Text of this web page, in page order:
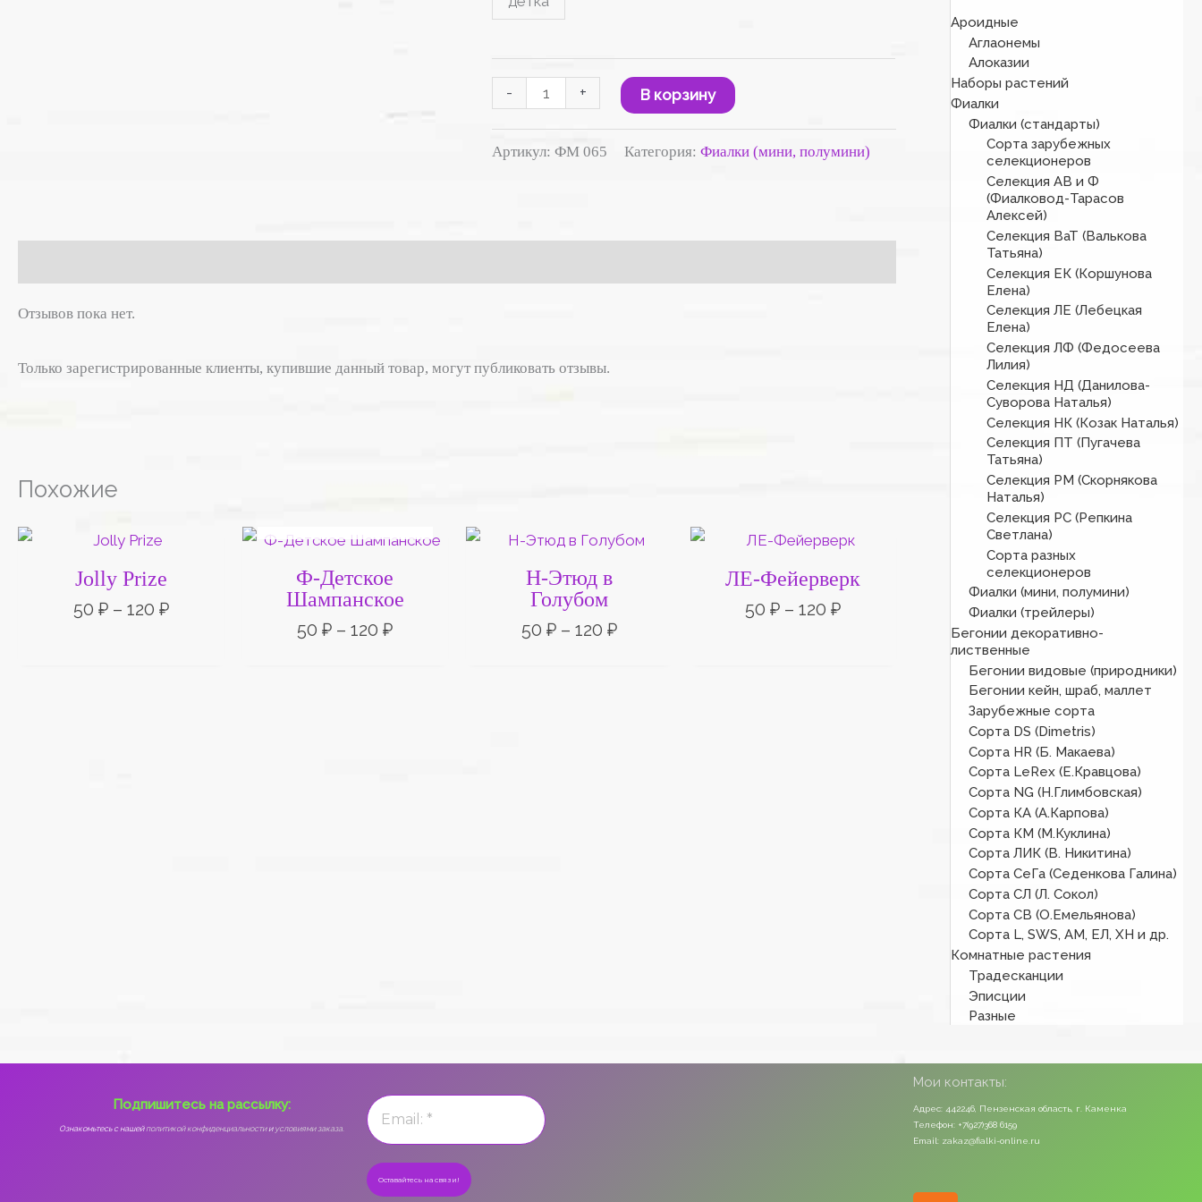
- + В корзину
Артикул:ФМ 065 Категория:Фиалки (мини, полумини)
Отзывов пока нет.
Только зарегистрированные клиенты, купившие данный товар, могут публиковать отзывы.
Похожие
Jolly Prize
50 ₽ – 120 ₽
Диапазон
120 ₽
Ф-Детское
Шампанское
50₽ – 120₽
Диапазон
цен:
–
120 ₽
Н-Этюд в
Голубом
50 ₽ – 120 ₽
Диапазон
цен:
ЛЕ-Фейерверк
50₽ – 120₽
Диапазон
цен:
50 ₽
–
120 ₽
Ароидные
Аглаонемы
Алоказии
Наборы растений
Фиалки
Фиалки (стандарты)
Сорта зарубежных
селекционеров
Селекция АВ и Ф
(Фиалковод-Тарасов
Алексей)
Селекция ВаТ (Валькова
Татьяна)
Селекция ЕК (Коршунова
Елена)
Селекция ЛЕ (Лебецкая
Елена)
Селекция ЛФ (Федосеева
Лилия)
Селекция НД (Данилова-
Суворова Наталья)
Селекция НК (Козак Наталья)
Селекция ПТ (Пугачева
Татьяна)
Селекция РМ (Скорнякова
Наталья)
Селекция РС (Репкина
Светлана)
Сорта разных
селекционеров
Фиалки (мини, полумини)
Фиалки (трейлеры)
Бегонии декоративно-
лиственные
Бегонии видовые (природники)
Бегонии кейн, шраб, маллет
Зарубежные сорта
Сорта DS (Dimetris)
Сорта HR (Б. Макаева)
Сорта LeRex (Е.Кравцова)
Сорта NG (Н.Глимбовская)
Сорта КА (А.Карпова)
Сорта КМ (М.Куклина)
Сорта ЛИК (В. Никитина)
Сорта СеГа (Седенкова Галина)
Сорта СЛ (Л. Сокол)
Сорта СВ (О.Емельянова)
Сорта L, SWS, АМ, ЕЛ, ХН и др.
Комнатные растения
Традесканции
Эписции
Разные
Подпишитесь на рассылку:
Ознакомьтесь с нашей политикой конфиденциальностии условиями заказа.
Мои контакты:
Адрес: 442246, Пензенская область, г. Каменка
Телефон: +7(927)368 6159
Email: zakaz@fialki-online.ru